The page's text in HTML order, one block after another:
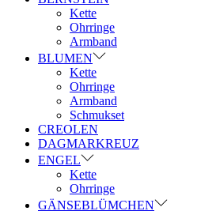
Kette
Ohrringe
Armband
BLUMEN
Kette
Ohrringe
Armband
Schmukset
CREOLEN
DAGMARKREUZ
ENGEL
Kette
Ohrringe
GÄNSEBLÜMCHEN